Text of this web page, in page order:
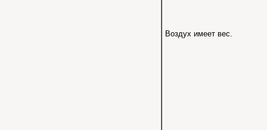
Воздух имеет вес.